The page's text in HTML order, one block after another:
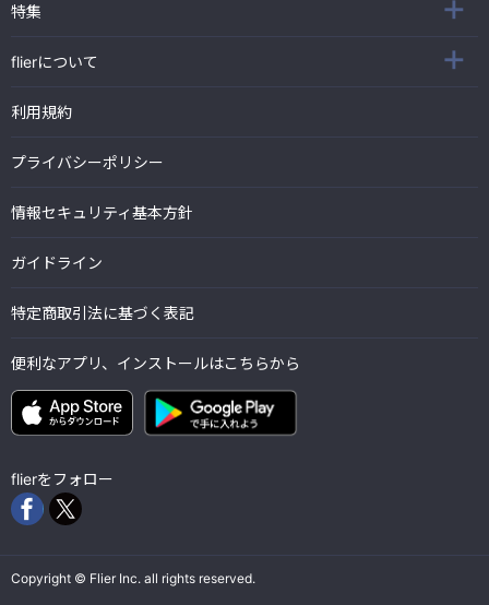
特集
flierについて
利用規約
プライバシーポリシー
情報セキュリティ基本方針
ガイドライン
特定商取引法に基づく表記
便利なアプリ、インストールはこちらから
flierをフォロー
Copyright © Flier Inc. all rights reserved.